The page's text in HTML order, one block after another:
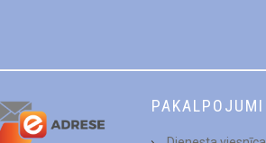
PAKALPOJUMI